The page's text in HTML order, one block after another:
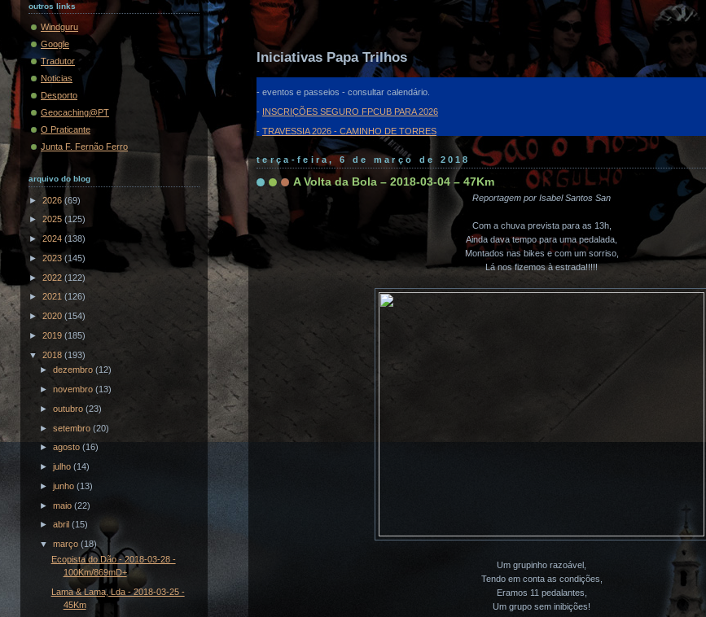
outros links
Windguru
Google
Tradutor
Noticias
Desporto
Geocaching@PT
O Praticante
Junta F. Fernão Ferro
arquivo do blog
► 2026(69)
► 2025 (125)
►2024 (138)
► 2023 (145)
► 2022 (122)
► 2021 (126)
► 2020 (154)
► 2019 (185)
▼ 2018 (193)
►dezembro(12)
►novembro(13)
►outubro(23)
►setembro(20)
►agosto(16)
►julho(14)
►junho(13)
►maio(22)
►abril(15)
▼março(18)
Ecopista do Dão - 2018-03-28 -
100Km/869mD+
Lama & Lama, Lda - 2018-03-25 -
45Km
Iniciativas Papa Trilhos
- eventos e passeios - consultar calendário.
- INSCRIÇÕES SEGURO FPCUB PARA 2026
- TRAVESSIA 2026 - CAMINHO DE TORRES
terça-feira, 6 de março de 2018
A Volta da Bola – 2018-03-04 – 47Km
Reportagem por Isabel Santos San
Com a chuva prevista para as 13h,
Ainda dava tempo para uma pedalada,
Montados nas bikes e com um sorriso,
Lá nos fizemos à estrada!!!!!
Um grupinho razoável,
Tendo em conta as condições,
Eramos 11 pedalantes,
Um grupo sem inibições!